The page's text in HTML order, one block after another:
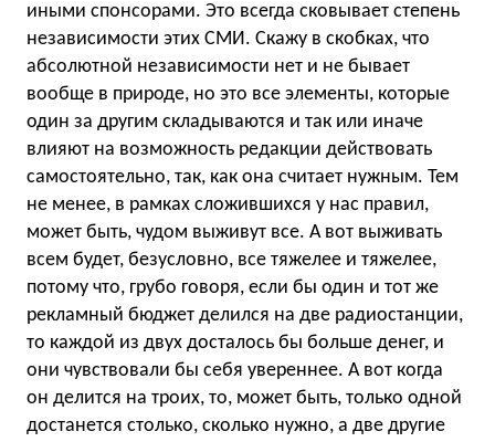
иными спонсорами. Это всегда сковывает степень
независимости этих СМИ. Скажу в скобках, что
абсолютной независимости нет и не бывает
вообще в природе, но это все элементы, которые
один за другим складываются и так или иначе
влияют на возможность редакции действовать
самостоятельно, так, как она считает нужным. Тем
не менее, в рамках сложившихся у нас правил,
может быть, чудом выживут все. А вот выживать
всем будет, безусловно, все тяжелее и тяжелее,
потому что, грубо говоря, если бы один и тот же
рекламный бюджет делился на две радиостанции,
то каждой из двух досталось бы больше денег, и
они чувствовали бы себя увереннее. А вот когда
он делится на троих, то, может быть, только одной
достанется столько, сколько нужно, а две другие